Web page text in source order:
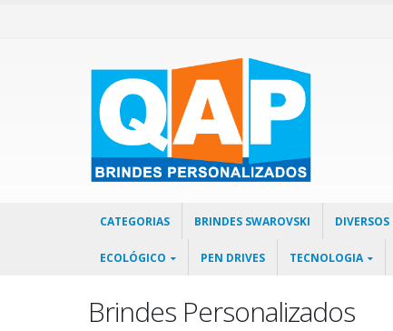
CATEGORIAS BRINDES SWAROVSKI DIVERSOS
ECOLÓGICO PEN DRIVES TECNOLOGIA
Brindes Personalizados